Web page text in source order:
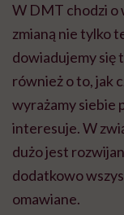
W DMT chodzi o
zmianą nie tylko
dowiadujemy się
również o to, jak
wyrażamy siebie
interesuje. W
dużo jest
dodatkowo
omawiane.